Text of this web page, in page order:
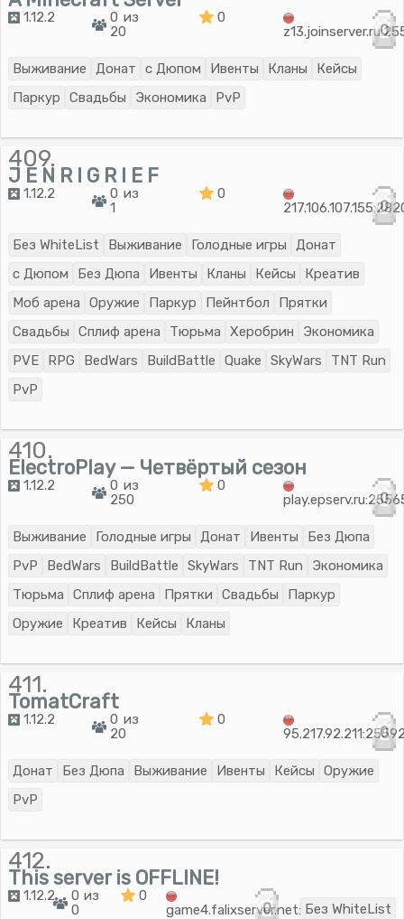
1.12.2
0 из
20
0
0
Выживание Донат с Дюпом Ивенты Кланы
Кейсы
Паркур
Свадьбы Экономика PvP
409.
J E N R I G R I E F
1.12.2
0 из
1
0
0
Без WhiteList Выживание Голодные игры
Донат
с Дюпом
Без Дюпа Ивенты Кланы Кейсы
Креатив
Моб арена
Оружие Паркур Пейнтбол
Прятки
Свадьбы
Сплиф арена Тюрьма Херобрин
Экономика
PVE
RPG BedWars BuildBattle Quake SkyWars
TNT Run
PvP
410.
ElectroPlay — Четвёртый сезон
1.12.2
0 из
250
0
0
Выживание Голодные игры Донат Ивенты
Без Дюпа
PvP
BedWars BuildBattle SkyWars TNT Run
Экономика
Тюрьма
Сплиф арена Прятки Свадьбы
Паркур
Оружие
Креатив Кейсы Кланы
411.
TomatCraft
1.12.2
0 из
20
0
0
Донат Без Дюпа Выживание Ивенты Кейсы
Оружие
PvP
412.
This server is OFFLINE!
1.12.2
0 из
0
0
game4.falixserver.net:59354
0 Без WhiteList